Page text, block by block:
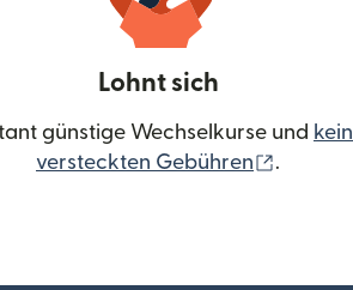
Lohnt sich
günstige Wechselkurse und
versteckten Gebühren
(wird
.